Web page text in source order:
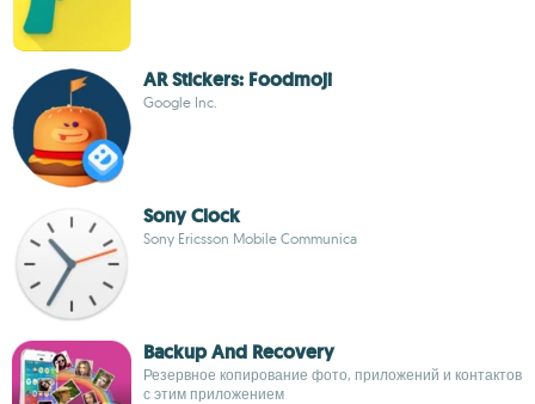
AR Stickers: Foodmoji
Google Inc.
Sony Clock
Sony Ericsson Mobile Communica
Backup And Recovery
Резервное копирование фото, приложений и контактов
с этим приложением